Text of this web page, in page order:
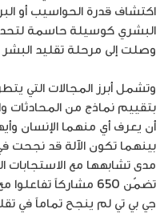
اكتشاف قدرة الحواسيب أو
البشري كوسيلة حاسمة
وصلت إلى مرحلة تقليد البشر
وتشمل أبرز المجالات التي
بتقييم نماذج من المحادثات
أن يعرف أي منهما الإنسان
بينهما تكون الآلة قد نجحت
مدى تشابهها مع الاستجابات
جي بي تي لم ينجح تماماً في